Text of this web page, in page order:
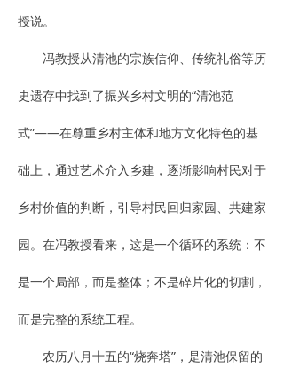
授说。
冯教授从清池的宗族信仰、传统礼俗等历
史遗存中找到了振兴乡村文明的“清池范
式”——在尊重乡村主体和地方文化特色的基
础上，通过艺术介入乡建，逐渐影响村民对于
乡村价值的判断，引导村民回归家园、共建家
园。在冯教授看来，这是一个循环的系统：不
是一个局部，而是整体；不是碎片化的切割，
而是完整的系统工程。
农历八月十五的“烧奔塔”，是清池保留的